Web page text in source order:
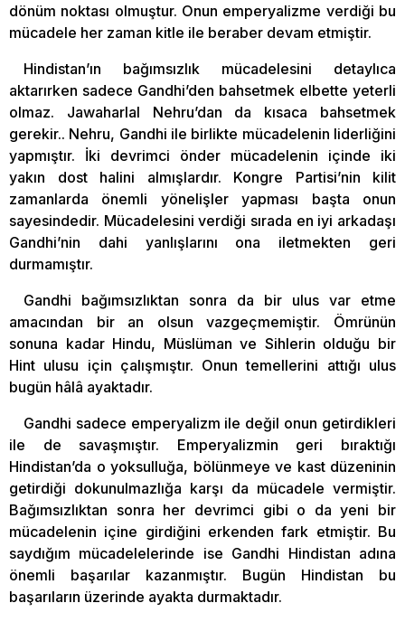
dönüm noktası olmuştur. Onun emperyalizme verdiği bu
mücadele her zaman kitle ile beraber devam etmiştir.
Hindistan’ın bağımsızlık mücadelesini detaylıca
aktarırken sadece Gandhi’den bahsetmek elbette yeterli
olmaz. Jawaharlal Nehru’dan da kısaca bahsetmek
gerekir.. Nehru, Gandhi ile birlikte mücadelenin liderliğini
yapmıştır. İki devrimci önder mücadelenin içinde iki
yakın dost halini almışlardır. Kongre Partisi’nin kilit
zamanlarda önemli yönelişler yapması başta onun
sayesindedir. Mücadelesini verdiği sırada en iyi arkadaşı
Gandhi’nin dahi yanlışlarını ona iletmekten geri
durmamıştır.
Gandhi bağımsızlıktan sonra da bir ulus var etme
amacından bir an olsun vazgeçmemiştir. Ömrünün
sonuna kadar Hindu, Müslüman ve Sihlerin olduğu bir
Hint ulusu için çalışmıştır. Onun temellerini attığı ulus
bugün hâlâ ayaktadır.
Gandhi sadece emperyalizm ile değil onun getirdikleri
ile de savaşmıştır. Emperyalizmin geri bıraktığı
Hindistan’da o yoksulluğa, bölünmeye ve kast düzeninin
getirdiği dokunulmazlığa karşı da mücadele vermiştir.
Bağımsızlıktan sonra her devrimci gibi o da yeni bir
mücadelenin içine girdiğini erkenden fark etmiştir. Bu
saydığım mücadelelerinde ise Gandhi Hindistan adına
önemli başarılar kazanmıştır. Bugün Hindistan bu
başarıların üzerinde ayakta durmaktadır.